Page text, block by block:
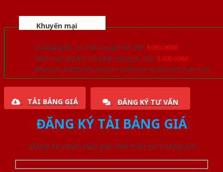
Khuyến mại
Quà tặng đồ nội thất trang trí lên đến 1.000.000đ
Giảm trực tiếp khi mua đơn hàng lớn hơn 3.000.000đ
Nhiều ưu đãi lớn khi đăng ký tài khoản thành viên thân thiết
TẢI BẢNG GIÁ ĐĂNG KÝ TƯ VẤN
ĐĂNG KÝ TẢI BẢNG GIÁ
Đăng ký nhận báo giá mới nhất từ chúng tôi